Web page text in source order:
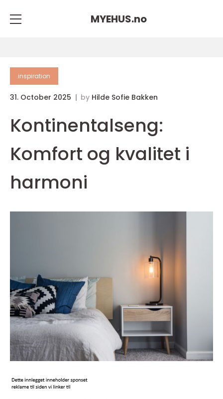
MYEHUS.no
inspiration
31. October 2025 by Hilde Sofie Bakken
Kontinentalseng:
Komfort og kvalitet i
harmoni